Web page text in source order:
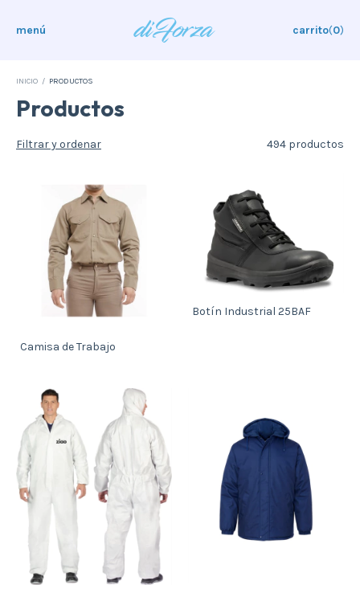
menú carrito(0)
INICIO / PRODUCTOS
Productos
Filtrar y ordenar 494 productos
Camisa de Trabajo
Botín Industrial 25BAF